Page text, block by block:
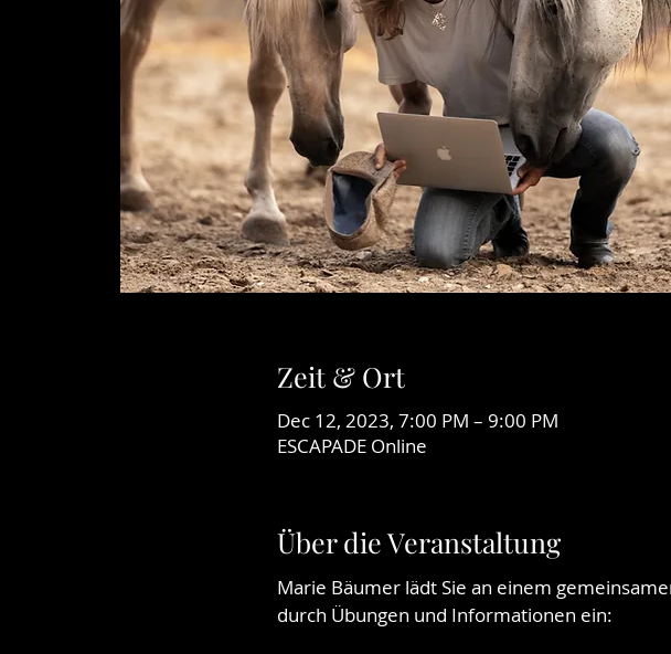
Zeit & Ort
Dec 12, 2023, 7:00 PM – 9:00 PM
ESCAPADE Online
Über die Veranstaltung
Marie Bäumer lädt Sie an einem
durch Übungen und Informationen ein: